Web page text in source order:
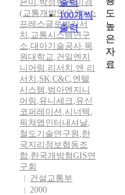
출력
100개씩
출력
은미 ,박정현,박미경
(교통개발연구원),소
프레스글로벌리서
치 ,교통시스템연구
소,대아기술공사,목
원대학교,건일엔지
니어링 ,리서치 ,앤 ,리
서치 ,SK,C&C,엔텔
시스템 ,범아엔지니
어링 ,유니세크,유신
코퍼레이션 ,시너텍 ,
픽쳐맵인터내셔날,
철도기술연구원 ,한
국지리정보협동조
합,한국개방형GIS연
구회
건설교통부
2000
도
높
은
자
료